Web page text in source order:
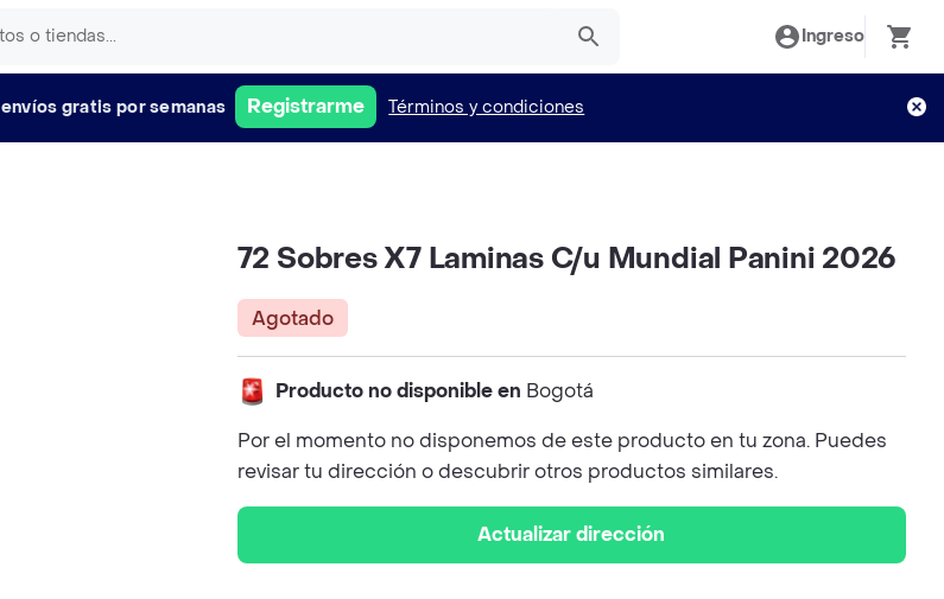
Ingreso
envíos gratis por semanas Registrarme Términos y condiciones
72 Sobres X7 Laminas C/u Mundial Panini 2026
Agotado
Producto no disponible en Bogotá
Por el momento no disponemos de este producto en tu zona. Puedes
revisar tu dirección o descubrir otros productos similares.
Actualizar dirección